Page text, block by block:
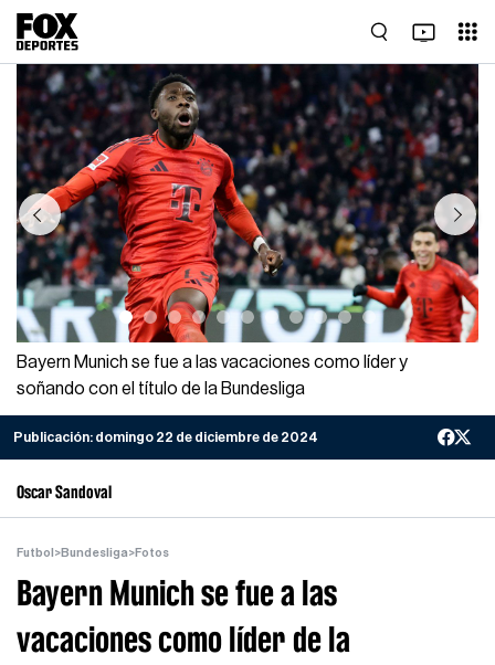
Previous Next
Bayern Munich se fue a las vacaciones como líder y
soñando con el título de la Bundesliga
Publicación: domingo 22 de diciembre de 2024
Oscar Sandoval
Futbol >Bundesliga>Fotos
Bayern Munich se fue a las
vacaciones como líder de la